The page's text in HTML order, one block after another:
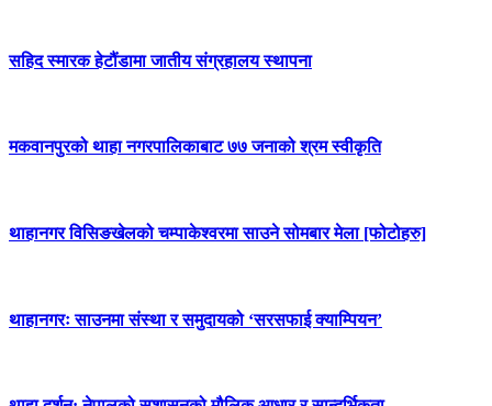
सहिद स्मारक हेटौंडामा जातीय संग्रहालय स्थापना
मकवानपुरको थाहा नगरपालिकाबाट ७७ जनाको श्रम स्वीकृति
थाहानगर विसिङखेलको चम्पाकेश्वरमा साउने सोमबार मेला [फोटोहरु]
थाहानगरः साउनमा संस्था र समुदायको ‘सरसफाई क्याम्पियन’